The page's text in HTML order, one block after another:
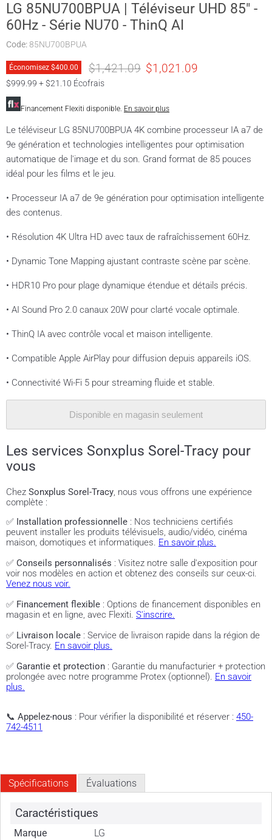
LG 85NU700BPUA | Téléviseur UHD 85" -
60Hz - Série NU70 - ThinQ AI
Code:85NU700BPUA
Économisez $400.00 Prix original
$1,421.09 Prix actuel
$1,021.09
$999.99 + $21.10 Écofrais
Financement Flexiti disponible. En savoir plus
Le téléviseur LG 85NU700BPUA 4K combine processeur IA a7 de
9e génération et technologies intelligentes pour optimisation
automatique de l'image et du son. Grand format de 85 pouces
idéal pour les films et le jeu.
• Processeur IA a7 de 9e génération pour optimisation intelligente
des contenus.
• Résolution 4K Ultra HD avec taux de rafraîchissement 60Hz.
• Dynamic Tone Mapping ajustant contraste scène par scène.
• HDR10 Pro pour plage dynamique étendue et détails précis.
• AI Sound Pro 2.0 canaux 20W pour clarté vocale optimale.
• ThinQ IA avec contrôle vocal et maison intelligente.
• Compatible Apple AirPlay pour diffusion depuis appareils iOS.
• Connectivité Wi-Fi 5 pour streaming fluide et stable.
Disponible en magasin seulement
Les services Sonxplus Sorel-Tracy pour
vous
Chez Sonxplus Sorel-Tracy, nous vous offrons une expérience
complète :
✅ Installation professionnelle : Nos techniciens certifiés
peuvent installer les produits télévisuels, audio/vidéo, cinéma
maison, domotiques et informatiques. En savoir plus.
✅ Conseils personnalisés : Visitez notre salle d'exposition pour
voir nos modèles en action et obtenez des conseils sur ceux-ci.
Venez nous voir.
✅ Financement flexible : Options de financement disponibles en
magasin et en ligne, avec Flexiti. S'inscrire.
✅ Livraison locale : Service de livraison rapide dans la région de
Sorel-Tracy. En savoir plus.
✅ Garantie et protection : Garantie du manufacturier + protection
prolongée avec notre programme Protex (optionnel). En savoir
plus.
📞 Appelez-nous : Pour vérifier la disponibilité et réserver : 450-
742-4511
Spécifications Évaluations
Caractéristiques
Marque
LG